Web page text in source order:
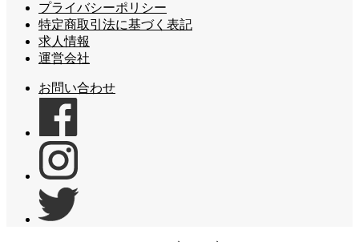
プライバシーポリシー
特定商取引法に基づく表記
求人情報
運営会社
お問い合わせ